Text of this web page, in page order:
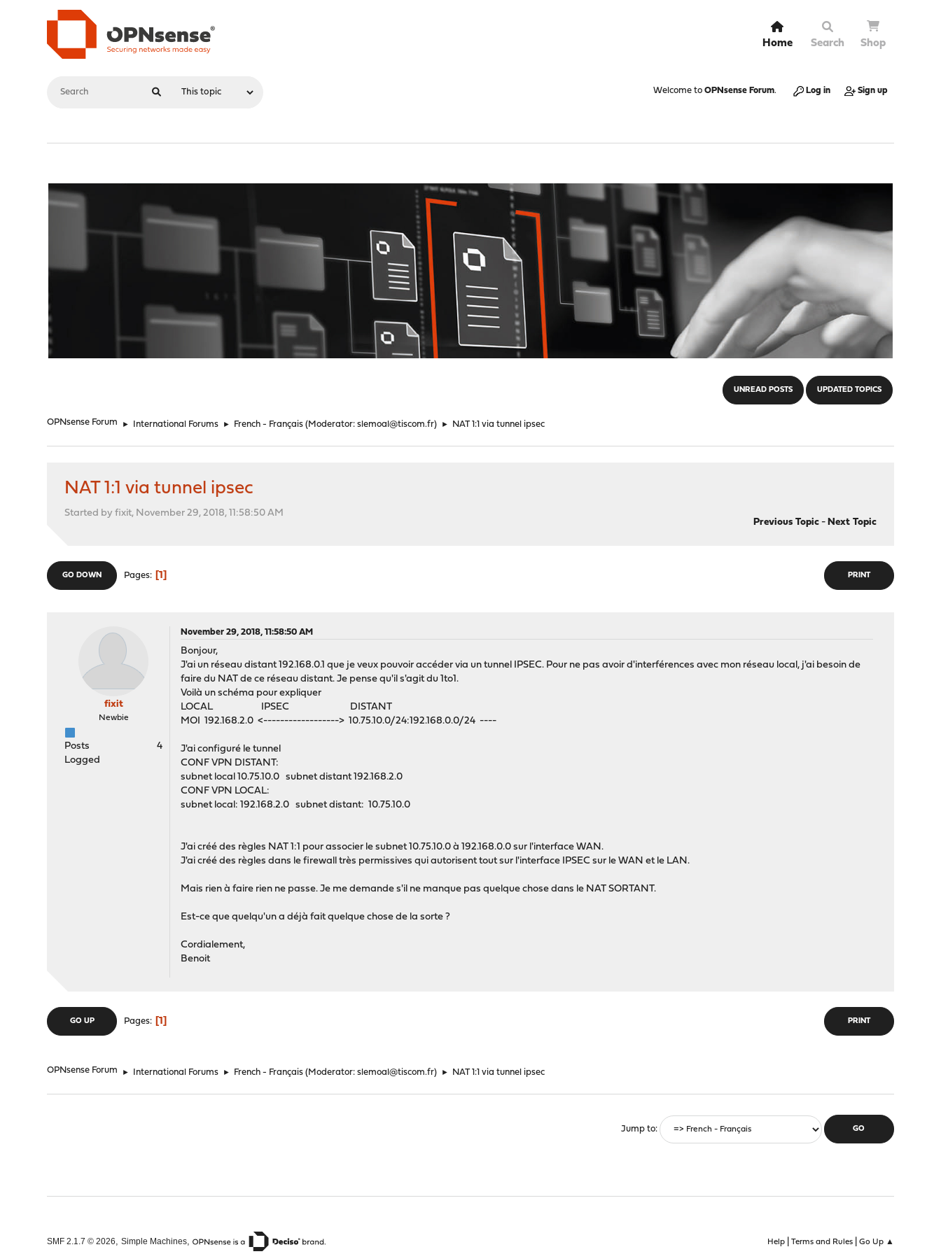
Home Search Shop
Welcome to OPNsense Forum. Log in Sign up
UNREAD POSTS UPDATED TOPICS
OPNsense Forum ► International Forums ► French - Français (Moderator:slemoal@tiscom.fr) ► NAT 1:1 via tunnel ipsec
NAT 1:1 via tunnel ipsec
Started by fixit, November 29, 2018, 11:58:50 AM
Previous Topic- Next Topic
PRINT
GO DOWN Pages 1
fixit
Newbie
Posts
4
Logged
November 29, 2018, 11:58:50 AM
Bonjour,
J'ai un réseau distant 192.168.0.1 que je veux pouvoir accéder via un tunnel IPSEC. Pour ne pas avoir d'interférences avec mon réseau local, j'ai besoin de
faire du NAT de ce réseau distant. Je pense qu'il s'agit du 1to1.
Voilà un schéma pour expliquer
LOCAL IPSEC DISTANT
MOI 192.168.2.0 <------------------> 10.75.10.0/24:192.168.0.0/24 ----
J'ai configuré le tunnel
CONF VPN DISTANT:
subnet local 10.75.10.0 subnet distant 192.168.2.0
CONF VPN LOCAL:
subnet local: 192.168.2.0 subnet distant: 10.75.10.0
J'ai créé des règles NAT 1:1 pour associer le subnet 10.75.10.0 à 192.168.0.0 sur l'interface WAN.
J'ai créé des règles dans le firewall très permissives qui autorisent tout sur l'interface IPSEC sur le WAN et le LAN.
Mais rien à faire rien ne passe. Je me demande s'il ne manque pas quelque chose dans le NAT SORTANT.
Est-ce que quelqu'un a déjà fait quelque chose de la sorte ?
Cordialement,
Benoit
PRINT
GO UP Pages 1
OPNsense Forum ► International Forums ► French - Français (Moderator:slemoal@tiscom.fr) ► NAT 1:1 via tunnel ipsec
Jump to
Help| Terms and Rules| Go Up ▲
SMF 2.1.7 © 2026,Simple Machines,